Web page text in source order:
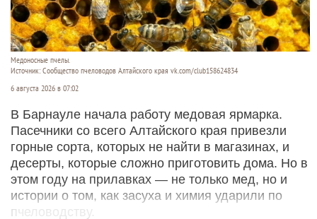
Медоносные пчелы.
Источник: Сообщество пчеловодов Алтайского края vk.com/club158624834
6 августа 2026 в 07:02
В Барнауле начала работу медовая ярмарка.
Пасечники со всего Алтайского края привезли
горные сорта, которых не найти в магазинах, и
десерты, которые сложно приготовить дома. Но в
этом году на прилавках — не только мед, но и
истории о том, как засуха и химия ударили по
пчеловодству.